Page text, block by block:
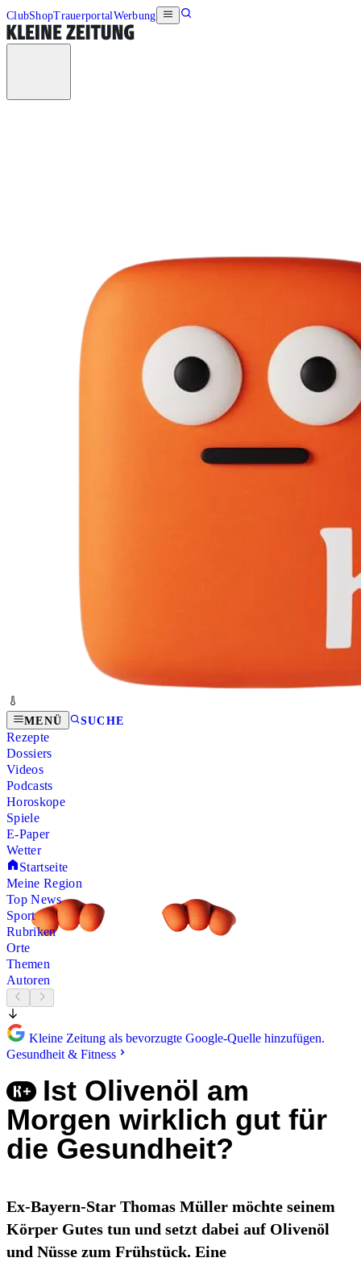
ClubShopTrauerportalWerbung
MENÜ SUCHE
Rezepte
Dossiers
Videos
Podcasts
Horoskope
Spiele
E-Paper
Wetter
Startseite
Meine Region
Top News
Sport
Rubriken
Orte
Themen
Autoren
Kleine Zeitung als bevorzugte Google-Quelle hinzufügen.
Gesundheit & Fitness
Ist Olivenöl am
Morgen wirklich gut für
die Gesundheit?
Ex-Bayern-Star Thomas Müller möchte seinem
Körper Gutes tun und setzt dabei auf Olivenöl
und Nüsse zum Frühstück. Eine